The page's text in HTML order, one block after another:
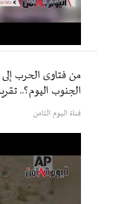
من فتاوى الحرب
الجنوب اليوم؟..
قناة اليوم الثامن